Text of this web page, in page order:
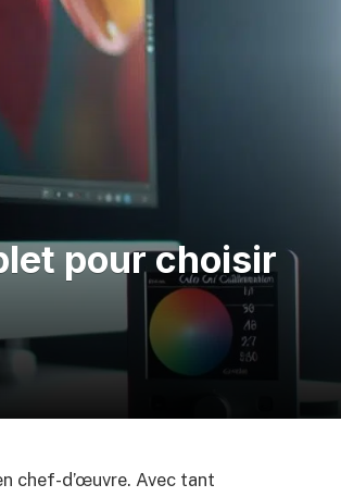
pour choisir
chef-d’œuvre. Avec tant